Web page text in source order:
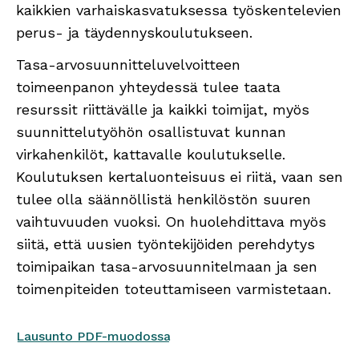
kaikkien varhaiskasvatuksessa työskentelevien
perus- ja täydennyskoulutukseen.
Tasa-arvosuunnitteluvelvoitteen
toimeenpanon yhteydessä tulee taata
resurssit riittävälle ja kaikki toimijat, myös
suunnittelutyöhön osallistuvat kunnan
virkahenkilöt, kattavalle koulutukselle.
Koulutuksen kertaluonteisuus ei riitä, vaan sen
tulee olla säännöllistä henkilöstön suuren
vaihtuvuuden vuoksi. On huolehdittava myös
siitä, että uusien työntekijöiden perehdytys
toimipaikan tasa-arvosuunnitelmaan ja sen
toimenpiteiden toteuttamiseen varmistetaan.
Lausunto PDF-muodossa